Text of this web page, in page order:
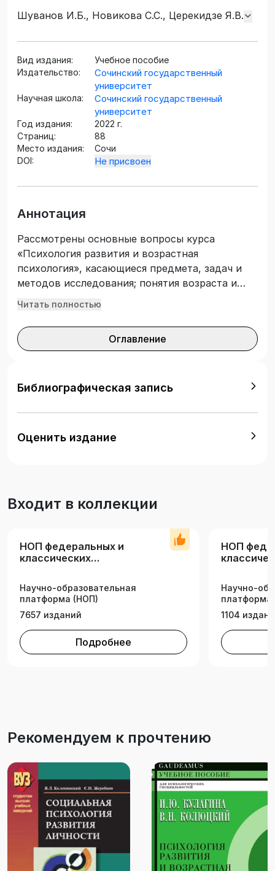
Шуванов И.Б., Новикова С.С., Церекидзе Я.В.
Вид издания:
Учебное пособие
Издательство:
Сочинский государственный
университет
Научная школа:
Сочинский государственный
университет
Год издания:
2022 г.
Страниц:
88
Место издания:
Сочи
DOI:
Не присвоен
Аннотация
Рассмотрены основные вопросы курса
«Психология развития и возрастная
психология», касающиеся предмета, задач и
методов исследования; понятия возраста и
проблемы периодизации психического
психического развития. Пособие
соответствует государственному
направлено на детальное изучение курса
«Психология», профиль «Прикладная и
практическая психология».
Читать полностью
Оглавление
Библиографическая запись
Оценить издание
Входит в коллекции
НОП федеральных и
классических
Научно-образовательная
платформа (НОП)
7657 изданий
Подробнее
НОП
Научно-
платформа
1104
Рекомендуем к прочтению